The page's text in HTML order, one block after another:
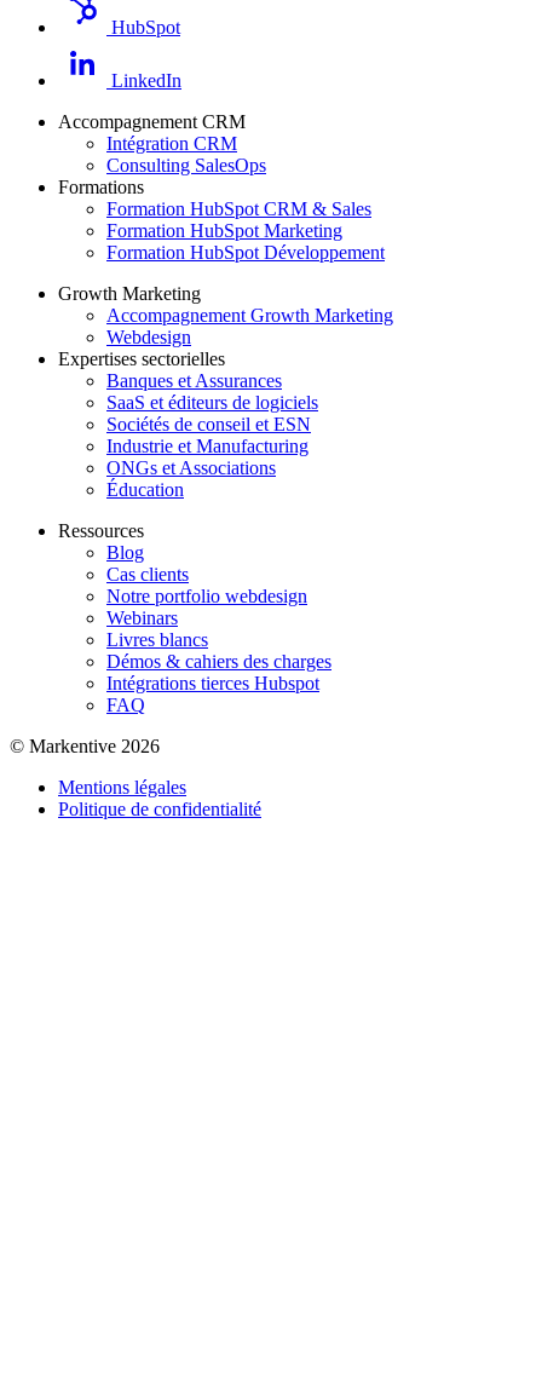
HubSpot
LinkedIn
Accompagnement CRM
Intégration CRM
Consulting SalesOps
Formations
Formation HubSpot CRM & Sales
Formation HubSpot Marketing
Formation HubSpot Développement
Growth Marketing
Accompagnement Growth Marketing
Webdesign
Expertises sectorielles
Banques et Assurances
SaaS et éditeurs de logiciels
Sociétés de conseil et ESN
Industrie et Manufacturing
ONGs et Associations
Éducation
Ressources
Blog
Cas clients
Notre portfolio webdesign
Webinars
Livres blancs
Démos & cahiers des charges
Intégrations tierces Hubspot
FAQ
© Markentive 2026
Mentions légales
Politique de confidentialité